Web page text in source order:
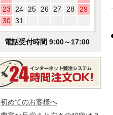
23
24 25 26 27 28
29
30 31
電話受付時間 9:00～17:00
初めてのお客様へ